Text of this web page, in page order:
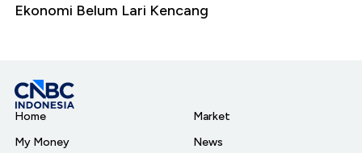
Ekonomi Belum Lari Kencang
Home
My Money
Market
News